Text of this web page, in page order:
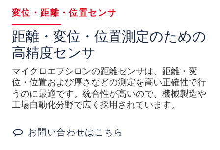
変位・距離・位置センサ
距離・変位・位置測定のための
高精度センサ
マイクロエプシロンの距離センサは、距離・変
位・位置および厚さなどの測定を高い正確性で行
うのに最適です。統合性が高いので、機械製造や
工場自動化分野で広く採用されています。
お問い合わせはこちら
あなたのリクエスト 変位センサ
名*
姓*
会社名*
所在地
所在地 *